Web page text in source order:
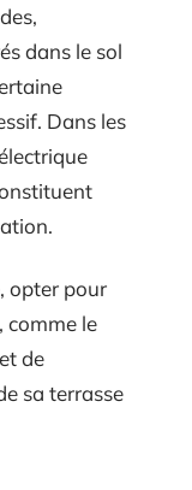
dans le sol
Dans les
opter pour
comme le
de
sa terrasse